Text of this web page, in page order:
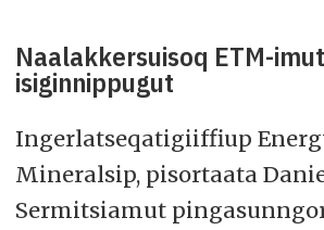
Naalakkersuisoq ETM-
isiginnippugut
Ingerlatseqatigiiffiup
Mineralsip, pisortaata
Sermitsiamut